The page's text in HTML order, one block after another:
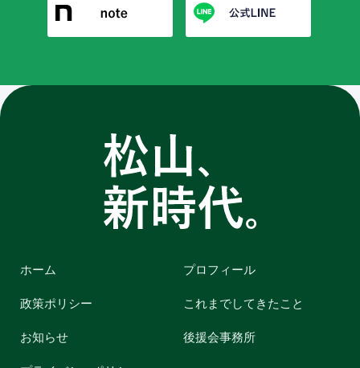
ホーム プロフィール
政策ポリシー これまでしてきたこと
お知らせ 後援会事務所